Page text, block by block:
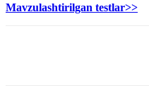
Mavzulashtirilgan testlar>>